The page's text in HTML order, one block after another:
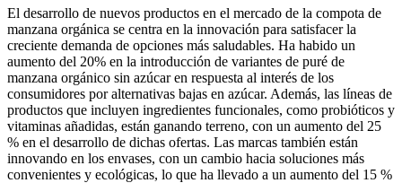
El desarrollo de nuevos productos en el mercado de la compota de
manzana orgánica se centra en la innovación para satisfacer la
creciente demanda de opciones más saludables. Ha habido un
aumento del 20% en la introducción de variantes de puré de
manzana orgánico sin azúcar en respuesta al interés de los
consumidores por alternativas bajas en azúcar. Además, las líneas de
productos que incluyen ingredientes funcionales, como probióticos y
vitaminas añadidas, están ganando terreno, con un aumento del 25
% en el desarrollo de dichas ofertas. Las marcas también están
innovando en los envases, con un cambio hacia soluciones más
convenientes y ecológicas, lo que ha llevado a un aumento del 15 %